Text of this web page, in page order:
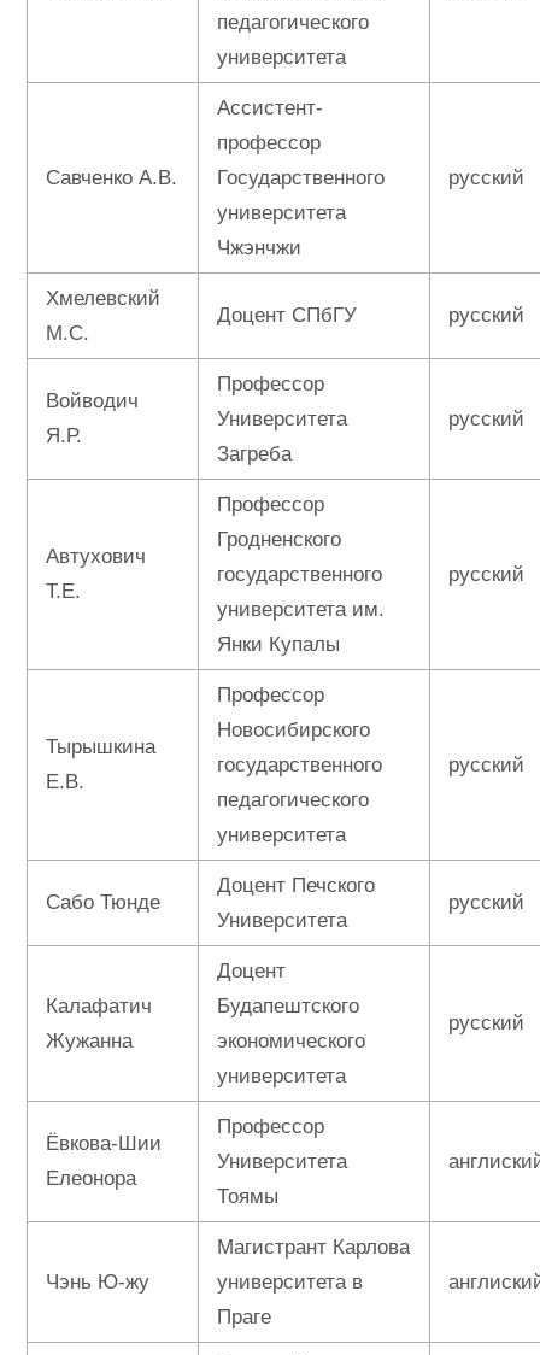
педагогического
университета
Савченко А.В.
Ассистент-
профессор
Государственного
университета
Чжэнчжи
русский
Хмелевский
М.С.
Доцент СПбГУ русский
Войводич
Я.Р.
Профессор
Университета
Загреба
русский
Автухович
Т.Е.
Профессор
Гродненского
государственного
университета им.
Янки Купалы
русский
Тырышкина
Е.В.
Профессор
Новосибирского
государственного
педагогического
университета
русский
Сабо Тюнде
Доцент Печского
Университета
русский
Калафатич
Жужанна
Доцент
Будапештского
экономического
университета
русский
Ёвкова-Шии
Елеонора
Профессор
Университета
Тоямы
Чэнь Ю-жу
Магистрант Карлова
университета в
Праге